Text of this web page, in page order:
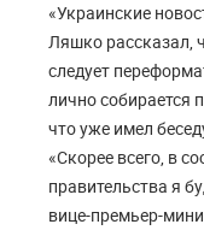
«Украинские
Ляшко рассказал,
следует
лично собирается
что уже имел
«Скорее всего, в
правительства я
вице-премьер-